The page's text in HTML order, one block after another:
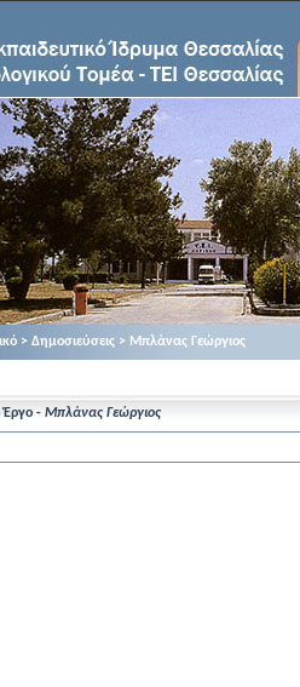
> Δημοσιεύσεις > Μπλάνας Γεώργιος
Έργο - Μπλάνας Γεώργιος